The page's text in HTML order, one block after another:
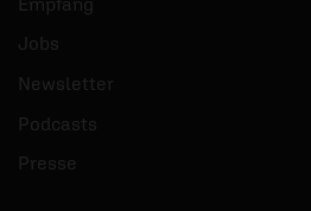
Jobs
Newsletter
Podcasts
Presse